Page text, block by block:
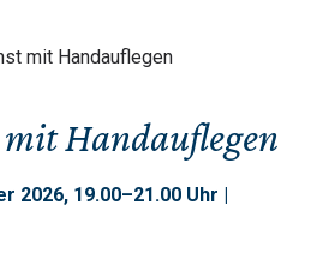
mit Handauflegen
Handauflegen
2026, 19.00–21.00 Uhr |